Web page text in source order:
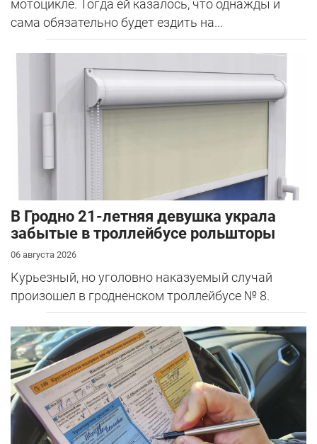
мотоцикле. Тогда ей казалось, что однажды и
сама обязательно будет ездить на...
В Гродно 21-летняя девушка украла
забытые в троллейбусе рольшторы
06 августа 2026
Курьезный, но уголовно наказуемый случай
произошел в гродненском троллейбусе № 8.